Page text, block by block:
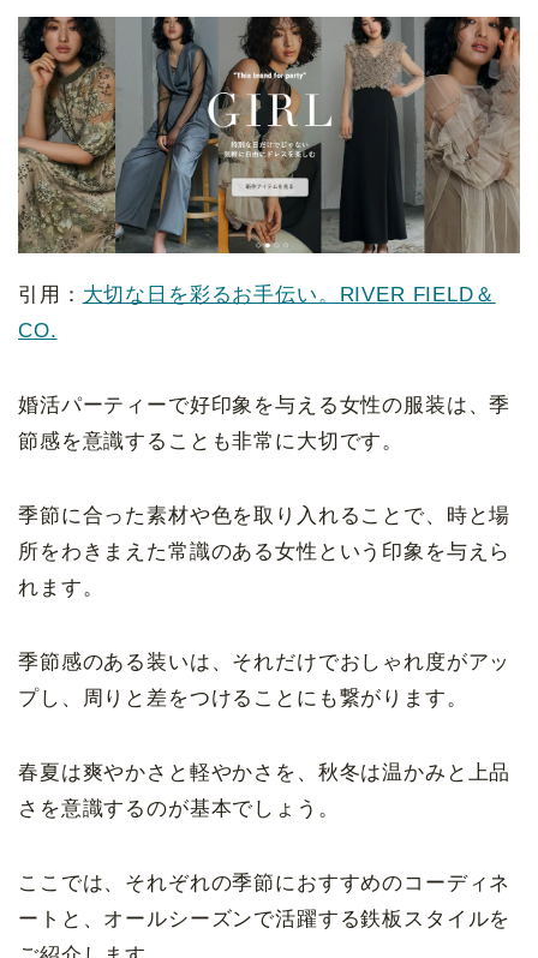
引用： 大切な日を彩るお手伝い。RIVER FIELD＆
CO.
婚活パーティーで好印象を与える女性の服装は、季
節感を意識することも非常に大切です。
季節に合った素材や色を取り入れることで、時と場
所をわきまえた常識のある女性という印象を与えら
れます。
季節感のある装いは、それだけでおしゃれ度がアッ
プし、周りと差をつけることにも繋がります。
春夏は爽やかさと軽やかさを、秋冬は温かみと上品
さを意識するのが基本でしょう。
ここでは、それぞれの季節におすすめのコーディネ
ートと、オールシーズンで活躍する鉄板スタイルを